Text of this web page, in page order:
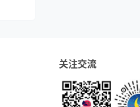
关注交流